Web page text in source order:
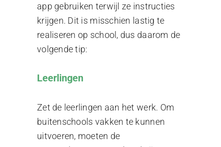
app gebruiken terwijl ze instructies
krijgen. Dit is misschien lastig te
realiseren op school, dus daarom de
volgende tip:
Leerlingen
Zet de leerlingen aan het werk. Om
buitenschools vakken te kunnen
uitvoeren, moeten de